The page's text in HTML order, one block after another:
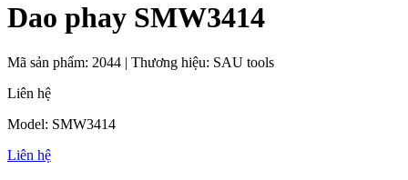
Dao phay SMW3414
Mã sản phẩm: 2044 | Thương hiệu: SAU tools
Liên hệ
Model: SMW3414
Liên hệ